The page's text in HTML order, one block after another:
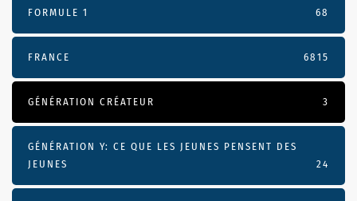
FORMULE 1 68
FRANCE 6815
GÉNÉRATION CRÉATEUR 3
GÉNÉRATION Y: CE QUE LES JEUNES PENSENT DES
JEUNES
24